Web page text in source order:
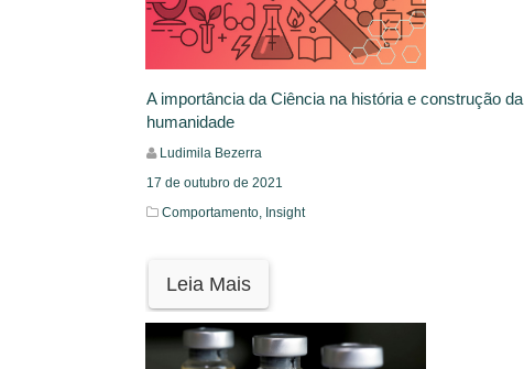
A importância da Ciência na história e construção da
humanidade
Ludimila Bezerra
17 de outubro de 2021
Comportamento, Insight
Leia Mais